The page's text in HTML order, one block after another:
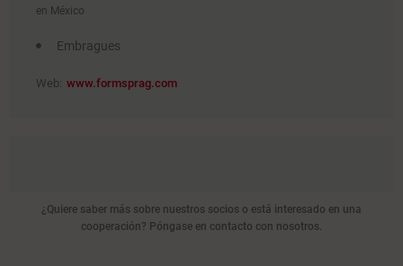
en México
Embragues
Web: www.formsprag.com
¿Quiere saber más sobre nuestros socios o está interesado en una
cooperación? Póngase en contacto con nosotros.